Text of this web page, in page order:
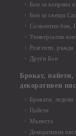
Бои за коприна и
Бои за свещи
Солвентни бои,
Универсални
Реагенти, ръжда
Други Бои
Брокат,
декоративен
Брокати,
Пайети
Мъниста
Декоративен